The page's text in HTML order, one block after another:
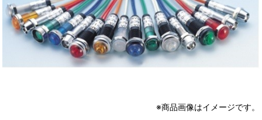
※商品画像はイメージです。